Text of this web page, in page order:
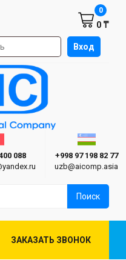
на сайте Вход
0 ₸
0
г. Бишкек
088
+998 97 198 82 77
uzb@aicomp.asia
ЗАКАЗАТЬ ЗВОНОК